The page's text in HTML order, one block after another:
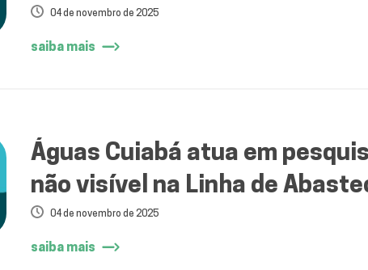
04 de novembro de 2025
saiba mais
Águas Cuiabá atua em
não visível na Linha de
04 de novembro de 2025
saiba mais